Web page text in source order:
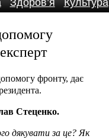
Здоров’я Культура
фронту, дає
Стеценко.
дякувати за це? Як